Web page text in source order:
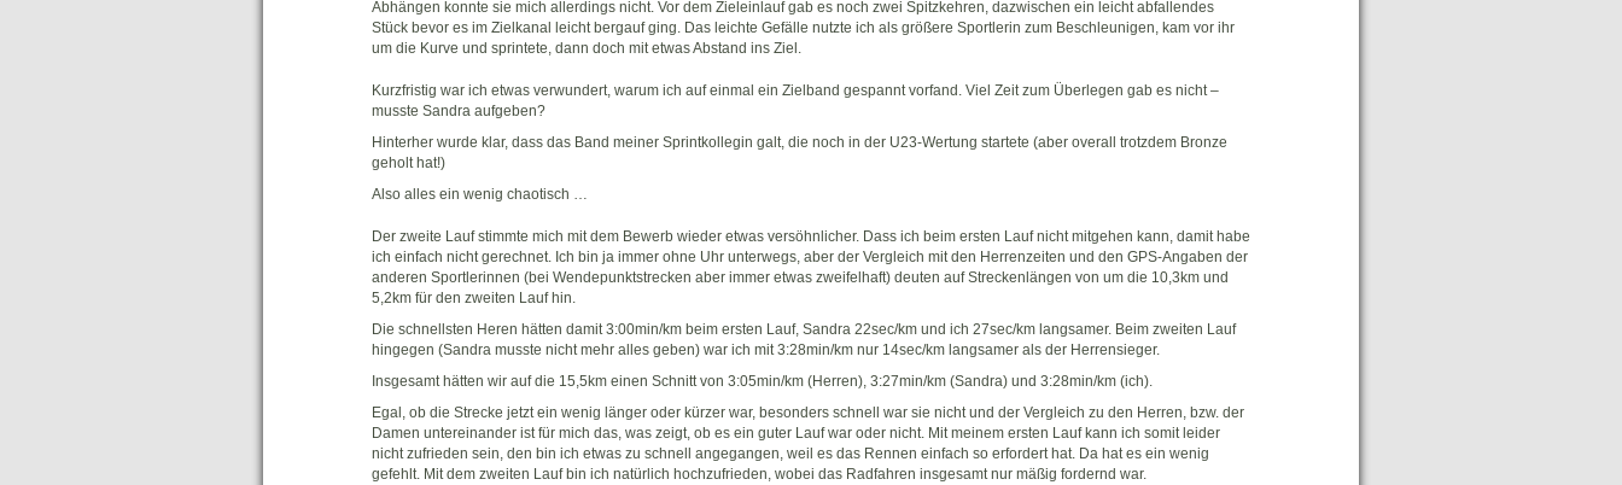
Abhängen konnte sie mich allerdings nicht. Vor dem Zieleinlauf gab es noch zwei Spitzkehren, dazwischen ein leicht abfallendes
Stück bevor es im Zielkanal leicht bergauf ging. Das leichte Gefälle nutzte ich als größere Sportlerin zum Beschleunigen, kam vor ihr
um die Kurve und sprintete, dann doch mit etwas Abstand ins Ziel.
Kurzfristig war ich etwas verwundert, warum ich auf einmal ein Zielband gespannt vorfand. Viel Zeit zum Überlegen gab es nicht –
musste Sandra aufgeben?
Hinterher wurde klar, dass das Band meiner Sprintkollegin galt, die noch in der U23-Wertung startete (aber overall trotzdem Bronze
geholt hat!)
Also alles ein wenig chaotisch …
Der zweite Lauf stimmte mich mit dem Bewerb wieder etwas versöhnlicher. Dass ich beim ersten Lauf nicht mitgehen kann, damit habe
ich einfach nicht gerechnet. Ich bin ja immer ohne Uhr unterwegs, aber der Vergleich mit den Herrenzeiten und den GPS-Angaben der
anderen Sportlerinnen (bei Wendepunktstrecken aber immer etwas zweifelhaft) deuten auf Streckenlängen von um die 10,3km und
5,2km für den zweiten Lauf hin.
Die schnellsten Heren hätten damit 3:00min/km beim ersten Lauf, Sandra 22sec/km und ich 27sec/km langsamer. Beim zweiten Lauf
hingegen (Sandra musste nicht mehr alles geben) war ich mit 3:28min/km nur 14sec/km langsamer als der Herrensieger.
Insgesamt hätten wir auf die 15,5km einen Schnitt von 3:05min/km (Herren), 3:27min/km (Sandra) und 3:28min/km (ich).
Egal, ob die Strecke jetzt ein wenig länger oder kürzer war, besonders schnell war sie nicht und der Vergleich zu den Herren, bzw. der
Damen untereinander ist für mich das, was zeigt, ob es ein guter Lauf war oder nicht. Mit meinem ersten Lauf kann ich somit leider
nicht zufrieden sein, den bin ich etwas zu schnell angegangen, weil es das Rennen einfach so erfordert hat. Da hat es ein wenig
gefehlt. Mit dem zweiten Lauf bin ich natürlich hochzufrieden, wobei das Radfahren insgesamt nur mäßig fordernd war.